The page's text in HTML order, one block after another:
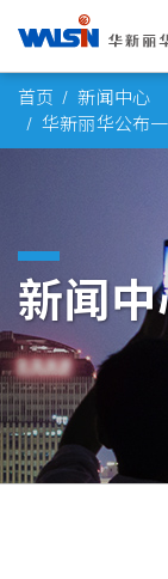
content
首页
新闻中心
华新丽华公布
新闻